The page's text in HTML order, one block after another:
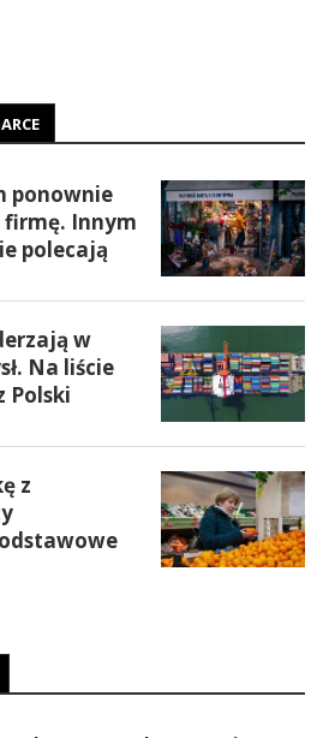
ponownie
firmę. Innym
polecają
w
Na liście
Polski
z